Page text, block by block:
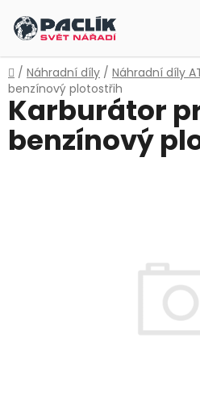
na
obsah
Domů
/ Náhradní díly / Náhradní díly
benzínový plotostřih
Karburátor
benzínový